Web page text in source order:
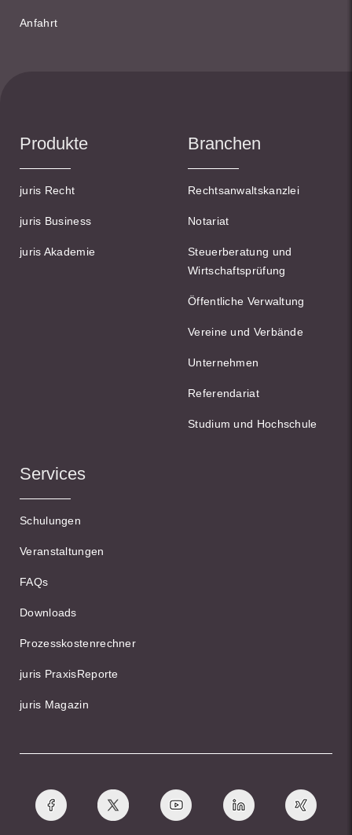
Anfahrt
Produkte
juris Recht
juris Business
juris Akademie
Branchen
Rechtsanwaltskanzlei
Notariat
Steuerberatung und
Wirtschaftsprüfung
Öffentliche Verwaltung
Vereine und Verbände
Unternehmen
Referendariat
Studium und Hochschule
Services
Schulungen
Veranstaltungen
FAQs
Downloads
Prozesskostenrechner
juris PraxisReporte
juris Magazin